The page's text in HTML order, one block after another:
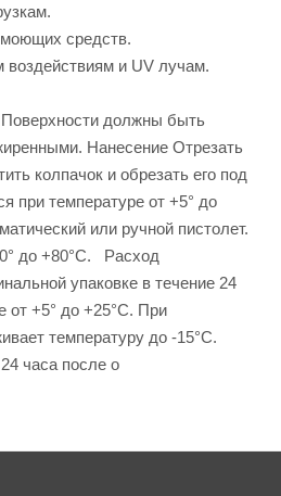
средств.
и UV лучам.
Поверхности должны быть
Нанесение Отрезать
колпачок и обрезать его под
при температуре от +5° до
или ручной пистолет.
до +80°С. Расход
упаковке в течение 24
от +5° до +25°С. При
температуру до -15°С.
часа после о